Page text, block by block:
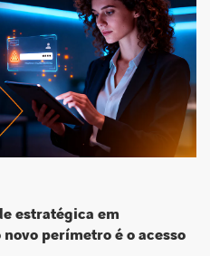
estratégica em
perímetro é o acesso